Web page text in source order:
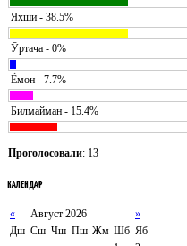
Яхши - 38.5%
Ӯртача - 0%
Ёмон - 7.7%
Билмайман - 15.4%
Проголосовали: 13
КАЛЕНДАР
« Август 2026
»
Дш Сш Чш Пш Жм Шб Яб